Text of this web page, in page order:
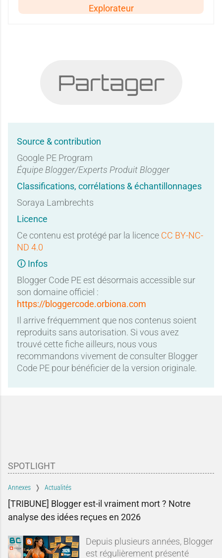
Explorateur
Partager
Source & contribution
Google PE Program
Équipe Blogger/Experts Produit Blogger
Classifications, corrélations & échantillonnages
Soraya Lambrechts
Licence
Ce contenu est protégé par la licence CC BY-NC-
ND 4.0
🛈 Infos
Blogger Code PE est désormais accessible sur
son domaine officiel :
https://bloggercode.orbiona.com
Il arrive fréquemment que nos contenus soient
reproduits sans autorisation. Si vous avez
trouvé cette fiche ailleurs, nous vous
recommandons vivement de consulter Blogger
Code PE pour bénéficier de la version originale.
SPOTLIGHT
Annexes Actualités
[TRIBUNE] Blogger est-il vraiment mort ? Notre
analyse des idées reçues en 2026
Depuis plusieurs années, Blogger
est régulièrement présenté